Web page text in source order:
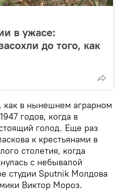
в ужасе:
до того, как
как в нынешнем аграрном
годов, когда в
голод. Еще раз
к крестьянами в
столетия, когда
с небывалой
студии Sputnik Молдова
Виктор Мороз.